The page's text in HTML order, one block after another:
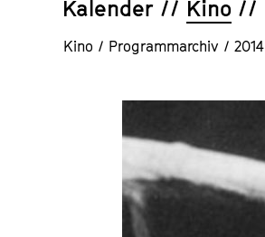
Kalender Kino
Kino / Programmarchiv / 2014